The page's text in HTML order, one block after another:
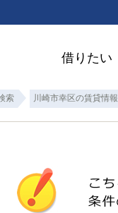
借りたい
索 川崎市幸区の賃貸情